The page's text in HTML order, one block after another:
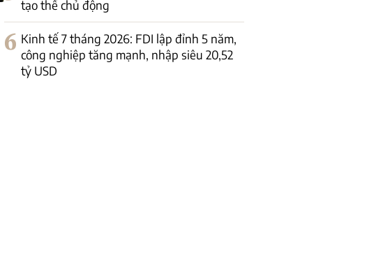
tạo thế chủ động
6 Kinh tế 7 tháng 2026: FDI lập đỉnh 5 năm,
công nghiệp tăng mạnh, nhập siêu 20,52
tỷ USD